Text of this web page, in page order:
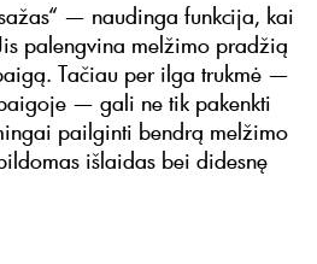
— naudinga funkcija, kai
palengvina melžimo pradžią
Tačiau per ilga trukmė —
— gali ne tik pakenkti
pailginti bendrą melžimo
išlaidas bei didesnę